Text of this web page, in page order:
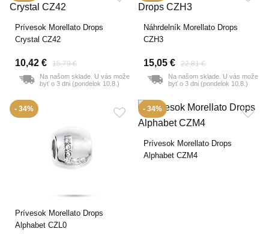
Prívesok Morellato Drops
Crystal CZ42
10,42 € 15,79 €
Na našom sklade. U vás može
byť o 3 dni (pondelok 10.8.)
Náhrdelník Morellato Drops
CZH3
15,05 € 22,81 €
Na našom sklade. U vás može
byť o 3 dni (pondelok 10.8.)
- 34%
Prívesok Morellato Drops
Alphabet CZL0
- 34%
Prívesok Morellato Drops
Alphabet CZM4